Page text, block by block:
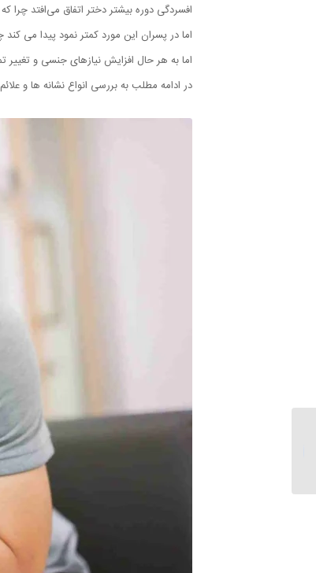
افسردگی دوره بیشتر دختر اتفاق می‌افتد
اما در پسران این مورد کمتر نمود پیدا می
اما به هر حال افزایش نیازهای جنسی و
در ادامه مطلب به بررسی انواع نشانه ها و